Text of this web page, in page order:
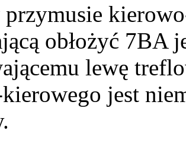
przymusie
obłożyć 7BA
lewę
jest